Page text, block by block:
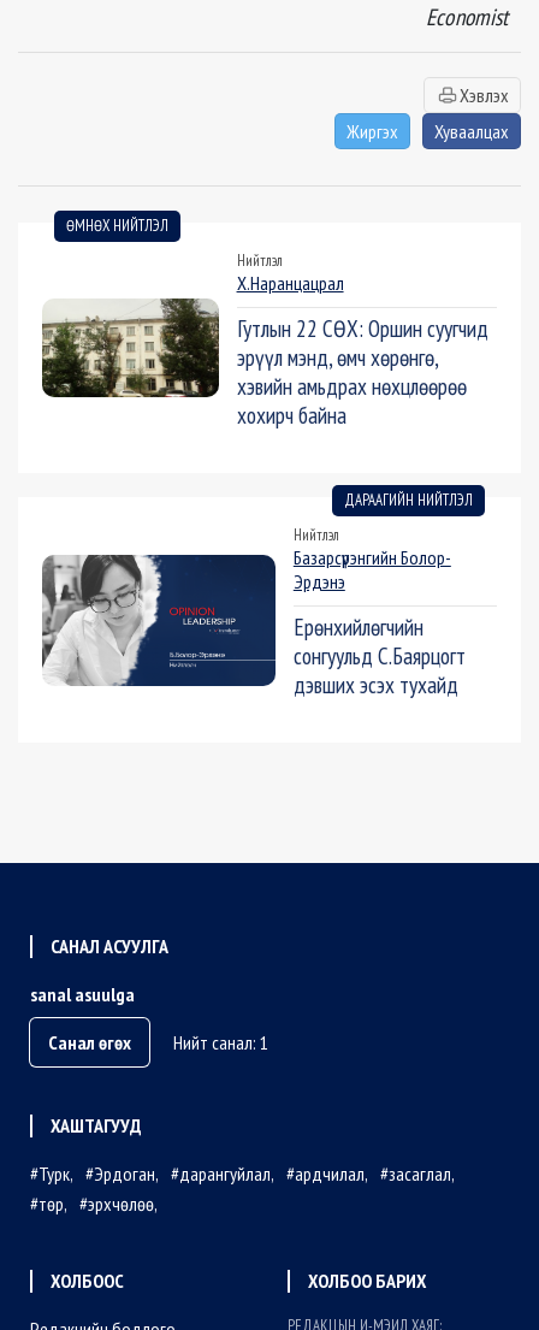
Economist
Хэвлэх
Жиргэх
Хуваалцах
ӨМНӨХ НИЙТЛЭЛ
Нийтлэл
Х.Наранцацрал
Гутлын 22 СӨХ: Оршин суугчид
эрүүл мэнд, өмч хөрөнгө,
хэвийн амьдрах нөхцлөөрөө
хохирч байна
ДАРААГИЙН НИЙТЛЭЛ
Нийтлэл
Базарсүрэнгийн Болор-
Эрдэнэ
Ерөнхийлөгчийн
сонгуульд С.Баярцогт
дэвших эсэх тухайд
САНАЛ АСУУЛГА
sanal asuulga
Санал өгөх
Нийт санал: 1
ХАШТАГУУД
Турк
Эрдоган дарангуйлал ардчилал
засаглал
төр
эрхчөлөө
ХОЛБООС
ХОЛБОО БАРИХ